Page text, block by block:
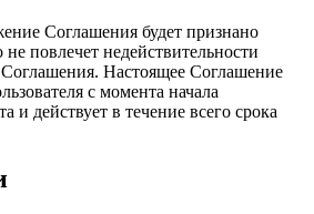
Соглашения будет признано
повлечет недействительности
Настоящее Соглашение
с момента начала
и действует в течение всего срока